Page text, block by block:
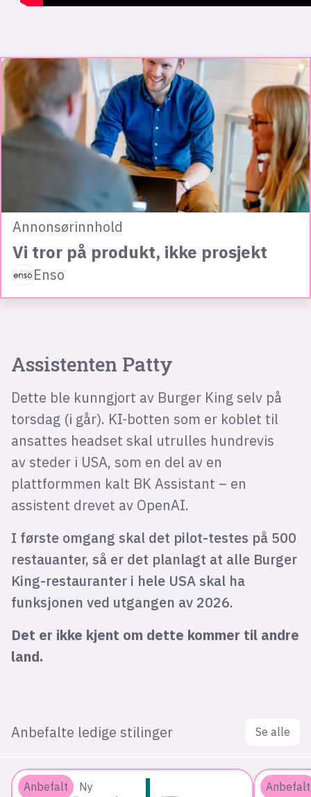
Annonsørinnhold
Vi tror på produkt, ikke prosjekt
Enso
Assistenten Patty
Dette ble kunngjort av Burger King selv på
torsdag (i går). KI-botten som er koblet til
ansattes headset skal utrulles hundrevis
av steder i USA, som en del av en
plattformmen kalt BK Assistant – en
assistent drevet av OpenAI.
I første omgang skal det pilot-testes på 500
restauanter, så er det planlagt at alle Burger
King-restauranter i hele USA skal ha
funksjonen ved utgangen av 2026.
Det er ikke kjent om dette kommer til andre
land.
Anbefalte ledige stilinger Se alle
Anbefalt Ny Anbefalt